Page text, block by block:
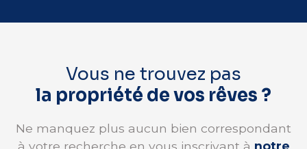
Vous ne trouvez pas
la propriété de vos rêves ?
Ne manquez plus aucun bien correspondant
à votre recherche en vous inscrivant à notre